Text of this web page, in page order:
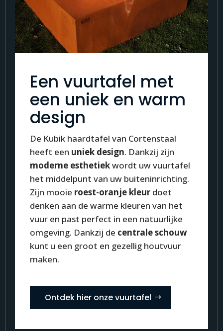
Een vuurtafel met
een uniek en warm
design
De Kubik haardtafel van Cortenstaal
heeft een uniek design. Dankzij zijn
moderne esthetiekwordt uw vuurtafel
het middelpunt van uw buiteninrichting.
Zijn mooie roest-oranje kleur doet
denken aan de warme kleuren van het
vuur en past perfect in een natuurlijke
omgeving. Dankzij de centrale schouw
kunt u een groot en gezellig houtvuur
maken.
Ontdek hier onze vuurtafel